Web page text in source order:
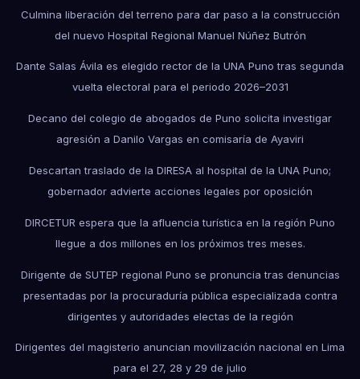
Culmina liberación del terreno para dar paso a la construcción
del nuevo Hospital Regional Manuel Núñez Butrón
Dante Salas Ávila es elegido rector de la UNA Puno tras segunda
vuelta electoral para el periodo 2026–2031
Decano del colegio de abogados de Puno solicita investigar
agresión a Danilo Vargas en comisaría de Ayaviri
Descartan traslado de la DIRESA al hospital de la UNA Puno;
gobernador advierte acciones legales por oposición
DIRCETUR espera que la afluencia turística en la región Puno
llegue a dos millones en los próximos tres meses.
Dirigente de SUTEP regional Puno se pronuncia tras denuncias
presentadas por la procuraduría pública especializada contra
dirigentes y autoridades electas de la región
Dirigentes del magisterio anuncian movilización nacional en Lima
para el 27, 28 y 29 de julio